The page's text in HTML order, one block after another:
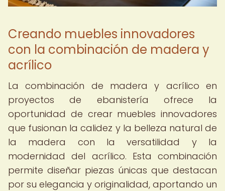
Creando muebles innovadores
con la combinación de madera y
acrílico
La combinación de madera y acrílico en
proyectos de ebanistería ofrece la
oportunidad de crear muebles innovadores
que fusionan la calidez y la belleza natural de
la madera con la versatilidad y la
modernidad del acrílico. Esta combinación
permite diseñar piezas únicas que destacan
por su elegancia y originalidad, aportando un